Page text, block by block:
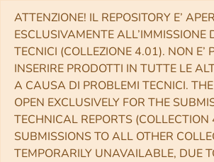
ATTENZIONE! IL REPOSITORY E’
ESCLUSIVAMENTE ALL’IMMISSIONE
TECNICI (COLLEZIONE 4.01). NON E’
INSERIRE PRODOTTI IN TUTTE LE
A CAUSA DI PROBLEMI TECNICI.
OPEN EXCLUSIVELY FOR THE
TECHNICAL REPORTS (COLLECTION
SUBMISSIONS TO ALL OTHER
TEMPORARILY UNAVAILABLE, DUE